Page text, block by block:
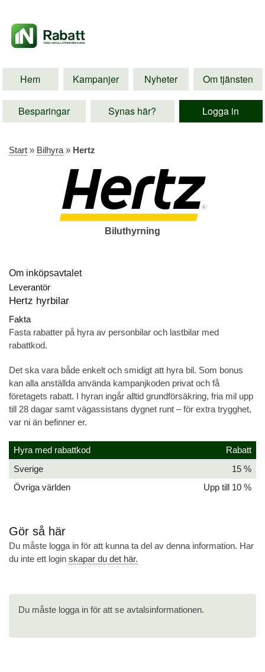
Hem Kampanjer Nyheter Om tjänsten
Besparingar Synas här? Logga in
Start » Bilhyra » Hertz
Biluthyrning
Om inköpsavtalet
Leverantör
Hertz hyrbilar
Fakta
Fasta rabatter på hyra av personbilar och lastbilar med
rabattkod.
Det ska vara både enkelt och smidigt att hyra bil. Som bonus
kan alla anställda använda kampanjkoden privat och få
företagets rabatt. I hyran ingår alltid grundförsäkring, fria mil upp
till 28 dagar samt vägassistans dygnet runt – för extra trygghet,
var ni än befinner er.
Hyra med rabattkod
Rabatt
Sverige
15 %
Övriga världen
Upp till 10 %
Gör så här
Du måste logga in för att kunna ta del av denna information. Har
du inte ett login skapar du det här.
Du måste logga in för att se avtalsinformationen.